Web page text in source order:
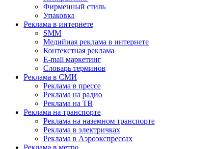
Фирменный стиль
Упаковка
Реклама в интернете
SMM
Медийная реклама в интернете
Контекстная реклама
E-mail маркетинг
Словарь терминов
Реклама в СМИ
Реклама в прессе
Реклама на радио
Реклама на ТВ
Реклама на транспорте
Реклама на наземном транспорте
Реклама в электричках
Реклама в Аэроэкспрессах